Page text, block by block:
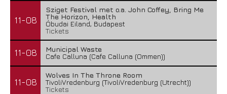
11-08
Sziget Festival met o.a. John Coffey, Bring Me
The Horizon, Health
Óbudai Eiland, Budapest
Tickets
11-08
Municipal Waste
Cafe Calluna (Cafe Calluna (Ommen))
11-08
Wolves In The Throne Room
TivoliVredenburg (TivoliVredenburg (Utrecht))
Tickets